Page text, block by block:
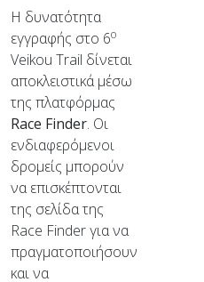
Η δυνατότητα
εγγραφής στο 6ο
Veikou Trail δίνεται
αποκλειστικά μέσω
της πλατφόρμας
Race Finder. Οι
ενδιαφερόμενοι
δρομείς μπορούν
να επισκέπτονται
της σελίδα της
Race Finder για να
πραγματοποιήσουν
και να